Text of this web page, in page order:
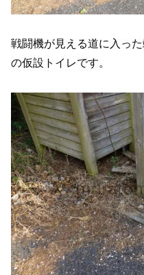
戦闘機が見える道に入っ
の仮設トイレです。